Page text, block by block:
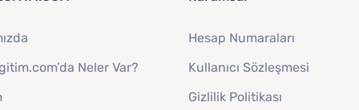
Neler Var?
Hesap Numaraları
Kullanıcı Sözleşmesi
Gizlilik Politikası